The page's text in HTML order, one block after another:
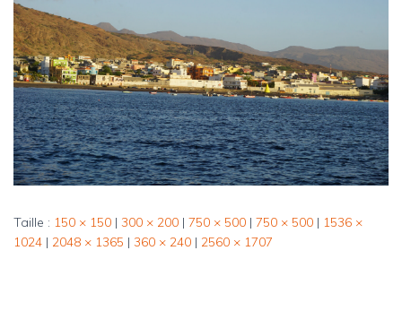
Taille : 150 × 150 | 300 × 200 | 750 × 500 | 750 × 500 | 1536 ×
1024 | 2048 × 1365 | 360 × 240 | 2560 × 1707